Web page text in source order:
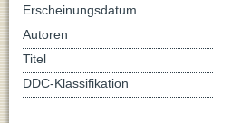
Erscheinungsdatum
Autoren
Titel
DDC-Klassifikation